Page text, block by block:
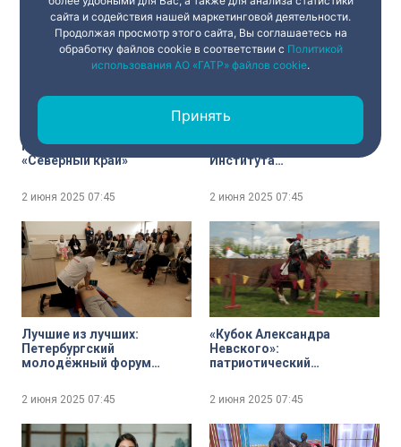
Михайлович Васнецов
«Северный край»
2 июня 2025 07:45
Здание библиотеки
Института
2 июня 2025 07:45
Лучшие из лучших:
Петербургский
молодёжный форум
2 июня 2025 07:45
«Кубок Александра
Невского»:
патриотический
княжеской дружины и
2 июня 2025 07:45
сайта и содействия нашей маркетинговой деятельности.
Продолжая просмотр этого сайта, Вы соглашаетесь на
обработку файлов cookie в соответствии с Политикой
использования АО «ГАТР» файлов cookie.
Принять